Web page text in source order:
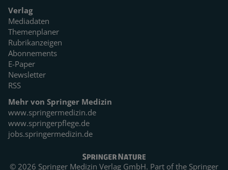
Verlag
Mediadaten
Themenplaner
Rubrikanzeigen
Abonnements
E-Paper
Newsletter
RSS
Mehr von Springer Medizin
www.springermedizin.de
www.springerpflege.de
jobs.springermedizin.de
© 2026 Springer Medizin Verlag GmbH. Part of the Springer